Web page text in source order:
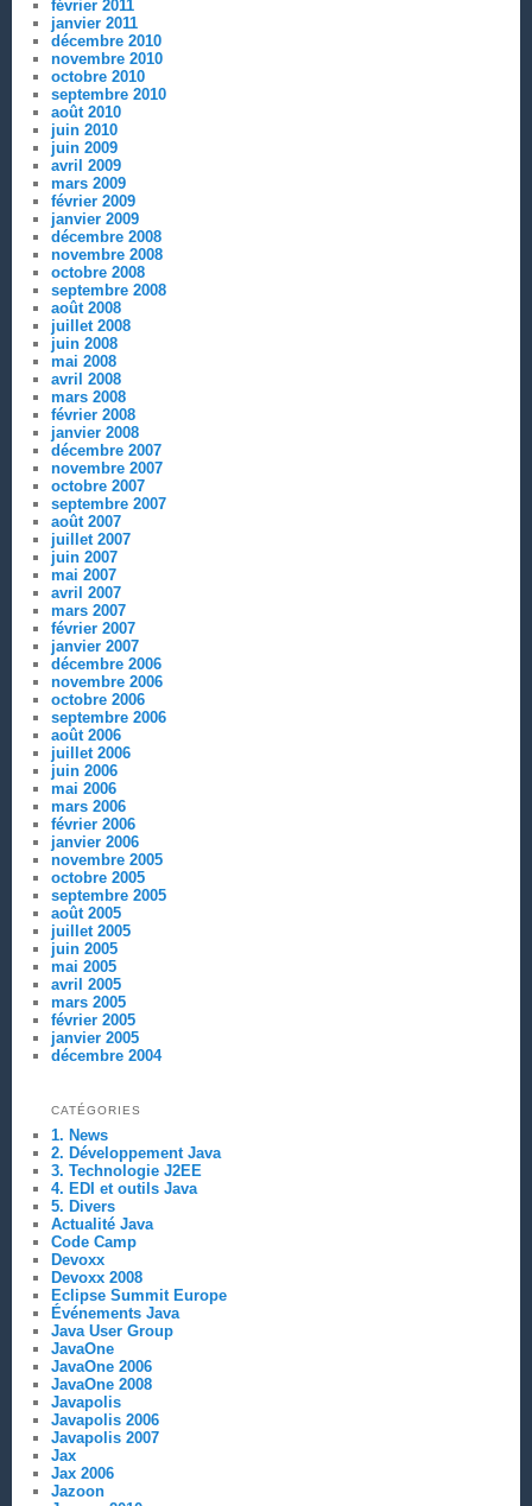
février 2011
janvier 2011
décembre 2010
novembre 2010
octobre 2010
septembre 2010
août 2010
juin 2010
juin 2009
avril 2009
mars 2009
février 2009
janvier 2009
décembre 2008
novembre 2008
octobre 2008
septembre 2008
août 2008
juillet 2008
juin 2008
mai 2008
avril 2008
mars 2008
février 2008
janvier 2008
décembre 2007
novembre 2007
octobre 2007
septembre 2007
août 2007
juillet 2007
juin 2007
mai 2007
avril 2007
mars 2007
février 2007
janvier 2007
décembre 2006
novembre 2006
octobre 2006
septembre 2006
août 2006
juillet 2006
juin 2006
mai 2006
mars 2006
février 2006
janvier 2006
novembre 2005
octobre 2005
septembre 2005
août 2005
juillet 2005
juin 2005
mai 2005
avril 2005
mars 2005
février 2005
janvier 2005
décembre 2004
CATÉGORIES
1. News
2. Développement Java
3. Technologie J2EE
4. EDI et outils Java
5. Divers
Actualité Java
Code Camp
Devoxx
Devoxx 2008
Eclipse Summit Europe
Événements Java
Java User Group
JavaOne
JavaOne 2006
JavaOne 2008
Javapolis
Javapolis 2006
Javapolis 2007
Jax
Jax 2006
Jazoon